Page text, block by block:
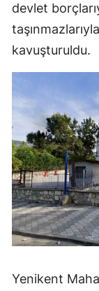
devlet
taşınmazlarıyla
kavuşturuldu.
Yenikent